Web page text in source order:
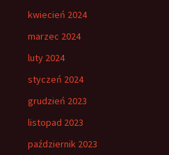
kwiecień 2024
marzec 2024
luty 2024
styczeń 2024
grudzień 2023
listopad 2023
październik 2023